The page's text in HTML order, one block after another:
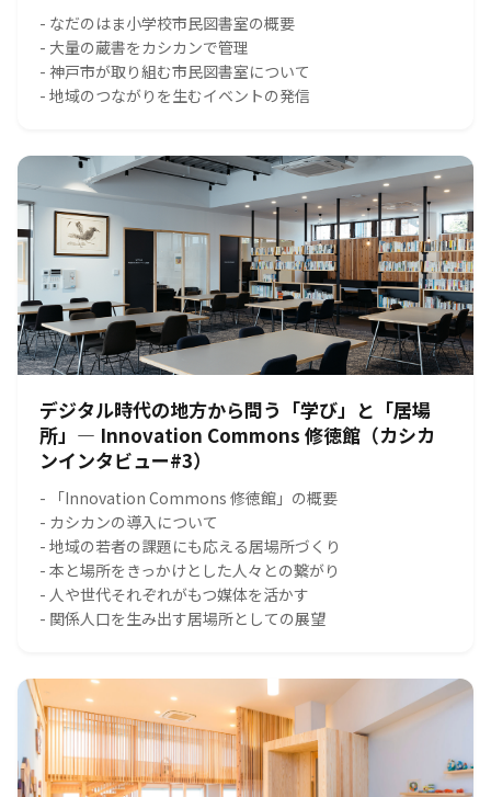
- なだのはま小学校市民図書室の概要
- 大量の蔵書をカシカンで管理
- 神戸市が取り組む市民図書室について
- 地域のつながりを生むイベントの発信
デジタル時代の地方から問う「学び」と「居場
所」― Innovation Commons 修徳館（カシカ
ンインタビュー#3）
- 「Innovation Commons 修徳館」の概要
- カシカンの導入について
- 地域の若者の課題にも応える居場所づくり
- 本と場所をきっかけとした人々との繋がり
- 人や世代それぞれがもつ媒体を活かす
- 関係人口を生み出す居場所としての展望